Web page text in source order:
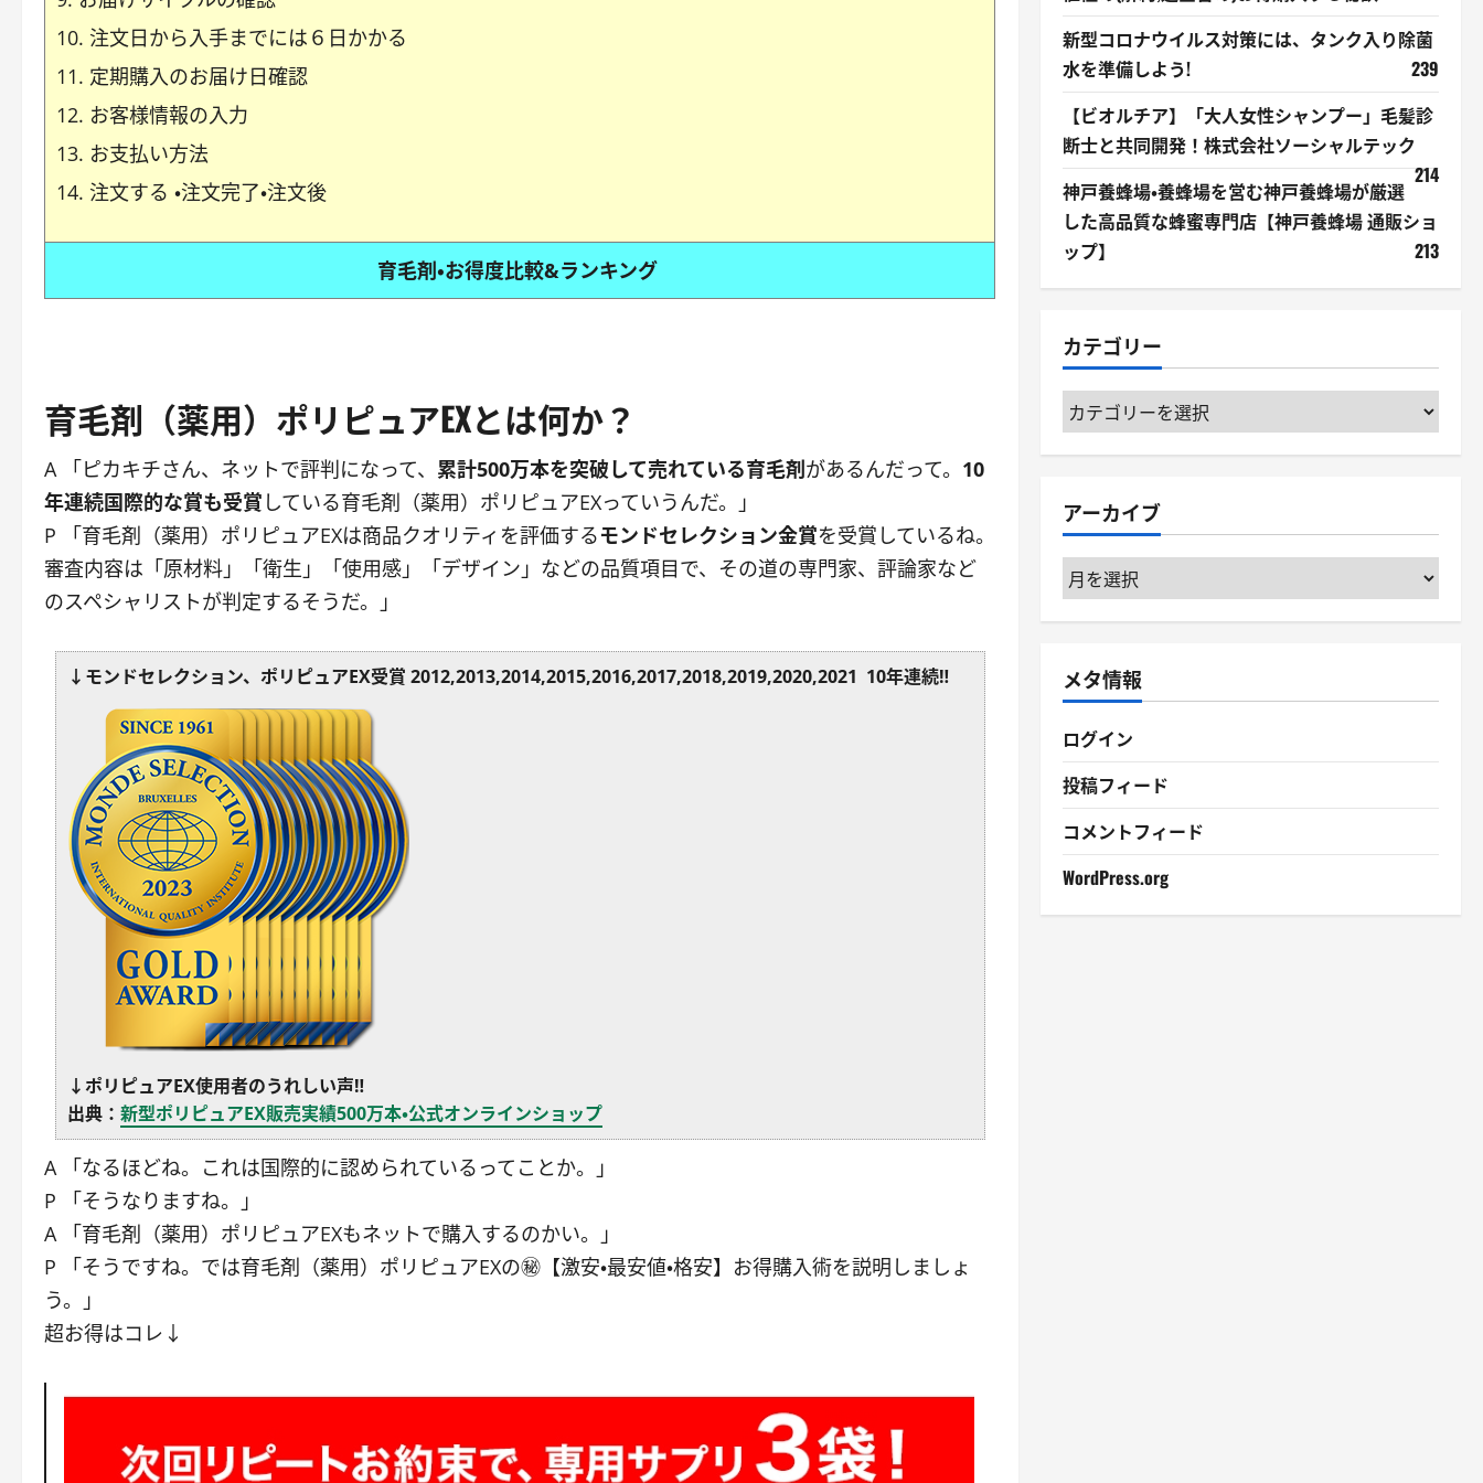
注文日から入手までには６日かかる
定期購入のお届け日確認
お客様情報の入力
お支払い方法
注文する ・注文完了・注文後
育毛剤・お得度比較&ランキング
育毛剤（薬用）ポリピュアEXとは何か？
A 「ピカキチさん、ネットで評判になって、 累計500万本を突破して売れている育毛剤があるんだって。 10
年連続国際的な賞も受賞 している育毛剤（薬用）ポリピュアEXっていうんだ。」
P 「育毛剤（薬用）ポリピュアEXは商品クオリティを評価するモンドセレクション金賞を受賞しているね。
審査内容は「原材料」「衛生」「使用感」「デザイン」などの品質項目で、その道の専門家、評論家など
のスペシャリストが判定するそうだ。」
↓モンドセレクション、ポリピュアEX受賞 2012,2013,2014,2015,2016,2017,2018,2019,2020,2021 10年連続‼
↓ポリピュアEX使用者のうれしい声‼
出典： 新型ポリピュアEX販売実績500万本・公式オンラインショップ
A 「なるほどね。これは国際的に認められているってことか。」
P 「そうなりますね。」
A 「育毛剤（薬用）ポリピュアEXもネットで購入するのかい。」
P 「そうですね。では育毛剤（薬用）ポリピュアEXの㊙【激安・最安値・格安】お得購入術を説明しましょ
う。」
超お得はコレ↓
新型コロナウイルス対策には、タンク入り除菌
水を準備しよう!
239
【ビオルチア】「大人女性シャンプー」毛髪診
断士と共同開発！株式会社ソーシャルテック
214
神戸養蜂場・養蜂場を営む神戸養蜂場が厳選
した高品質な蜂蜜専門店【神戸養蜂場 通販ショ
ップ】
213
カテゴリー
カ
テ
ー
アーカイブ
ア
ー
ブ
メタ情報
ログイン
投稿フィード
コメントフィード
WordPress.org